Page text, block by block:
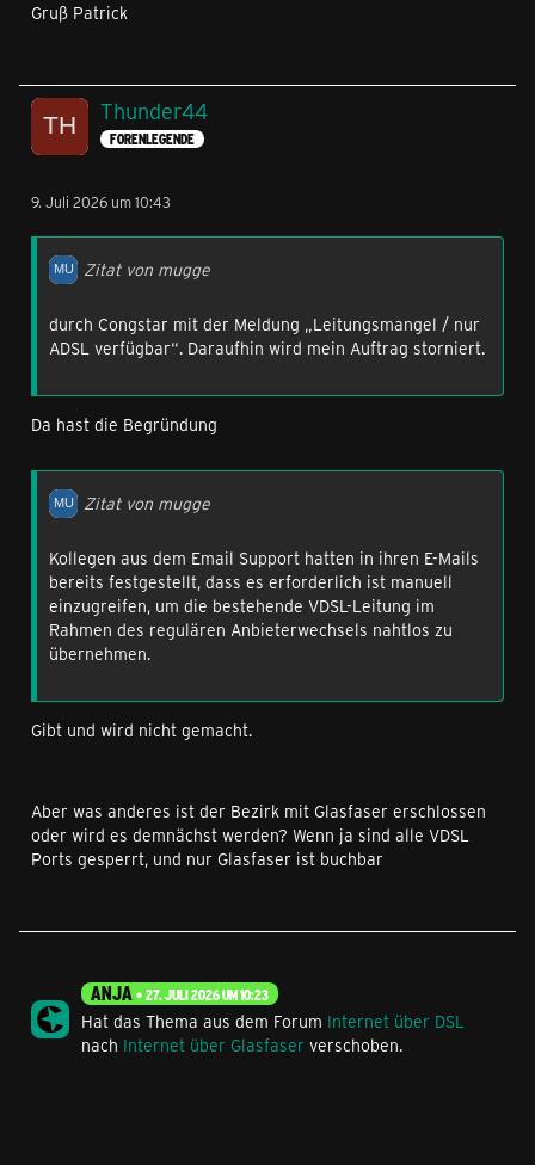
Gruß Patrick
Thunder44
FORENLEGENDE
9. Juli 2026 um 10:43
Zitat von mugge
durch Congstar mit der Meldung „Leitungsmangel / nur
ADSL verfügbar“. Daraufhin wird mein Auftrag storniert.
Da hast die Begründung
Zitat von mugge
Kollegen aus dem Email Support hatten in ihren E-Mails
bereits festgestellt, dass es erforderlich ist manuell
einzugreifen, um die bestehende VDSL-Leitung im
Rahmen des regulären Anbieterwechsels nahtlos zu
übernehmen.
Gibt und wird nicht gemacht.
Aber was anderes ist der Bezirk mit Glasfaser erschlossen
oder wird es demnächst werden? Wenn ja sind alle VDSL
Ports gesperrt, und nur Glasfaser ist buchbar
ANJA 27. JULI 2026 UM 10:23
Hat das Thema aus dem Forum Internet über DSL
nach Internet über Glasfaser verschoben.